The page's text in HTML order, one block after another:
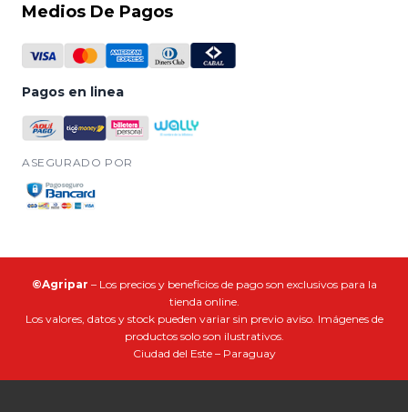
Medios De Pagos
Pagos en linea
ASEGURADO POR
©Agripar – Los precios y beneficios de pago son exclusivos para la
tienda online.
Los valores, datos y stock pueden variar sin previo aviso. Imágenes de
productos solo son ilustrativos.
Ciudad del Este – Paraguay